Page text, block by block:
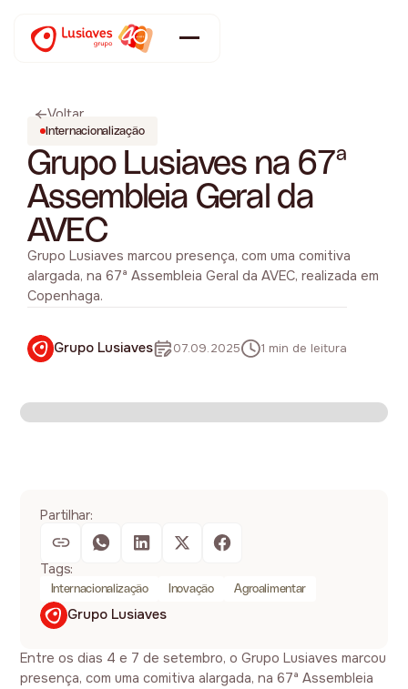
Voltar
Internacionalização
Grupo Lusiaves na 67ª
Assembleia Geral da
AVEC
Grupo Lusiaves marcou presença, com uma comitiva
alargada, na 67ª Assembleia Geral da AVEC, realizada em
Copenhaga.
Grupo Lusiaves 07.09.2025 1 min de leitura
Entre os dias 4 e 7 de setembro, o Grupo Lusiaves marcou
presença, com uma comitiva alargada, na 67ª Assembleia
Partilhar:
Tags:
Internacionalização Inovação Agroalimentar
Grupo Lusiaves